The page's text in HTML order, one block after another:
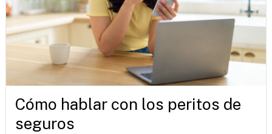
Cómo hablar con los peritos de
seguros